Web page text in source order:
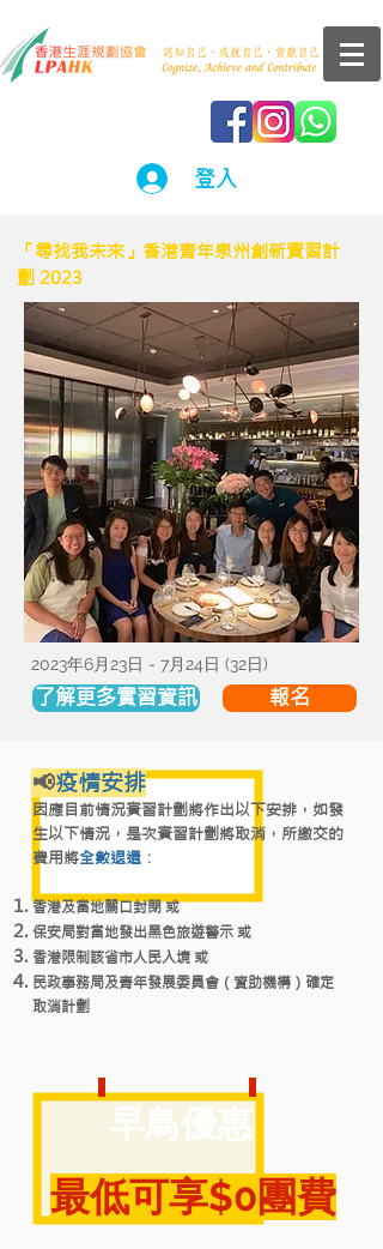
登入
「尋找我未來」香港青年泉州創新實習計
劃 2023
2023年6月23日 - 7月24日 (32日)
了解更多實習資訊 報名
📢疫情安排
因應目前情況實習計劃將作出以下安排， 如發
生以下情況，是次實習計劃將取消，所繳交的
費用將全數退還 ：
香港及當地關口封閉 或
保安局對當地發出黑色旅遊警示 或
香港限制該省市人民入境 或
民政事務局及青年發展委員會（資助機構）確定
取消計劃
​最低可享$0團費
早鳥優惠